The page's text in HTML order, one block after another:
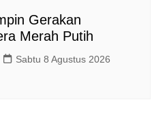
Gerakan
Merah Putih
Sabtu 8 Agustus 2026